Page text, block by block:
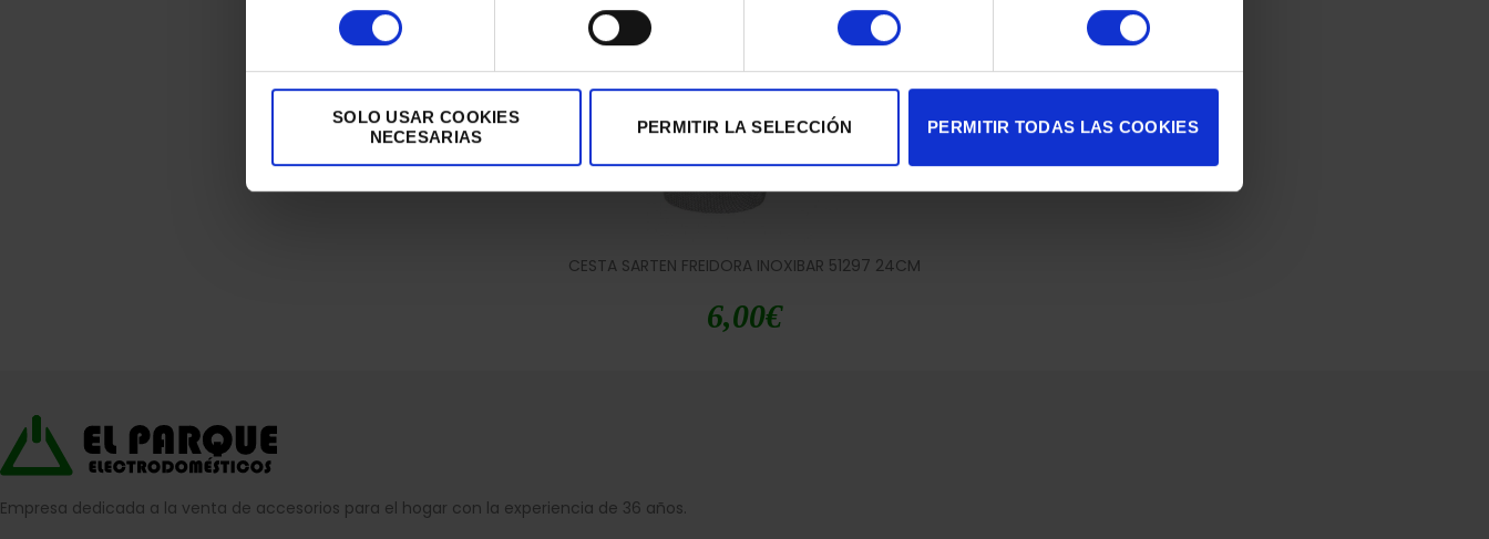
consentimiento
SOLO USAR COOKIES
NECESARIAS
PERMITIR LA SELECCIÓN PERMITIR TODAS LAS COOKIES
CESTA SARTEN FREIDORA INOXIBAR 51297 24CM
6,00€
Empresa dedicada a la venta de accesorios para el hogar con la experiencia de 36 años.